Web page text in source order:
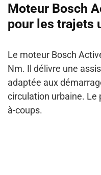
Moteur Bosch
pour les trajets
Le moteur Bosch
Nm. Il délivre une
adaptée aux
circulation urbaine. Le
à-coups.